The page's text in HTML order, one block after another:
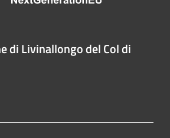
di Livinallongo del Col di